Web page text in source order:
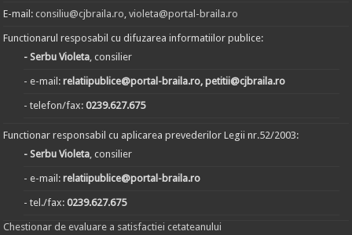
E-mail:consiliu@cjbraila.ro,violeta@portal-braila.ro
Functionarul resposabil cu difuzarea informatiilor publice:
- Serbu Violeta, consilier
- e-mail:relatiipublice@portal-braila.ro, petitii@cjbraila.ro
- telefon/fax:0239.627.675
Functionar responsabil cu aplicarea prevederilor Legii nr.52/2003:
- Serbu Violeta, consilier
- e-mail:relatiipublice@portal-braila.ro
- tel./fax:0239.627.675
Chestionar de evaluare a satisfactiei cetateanului